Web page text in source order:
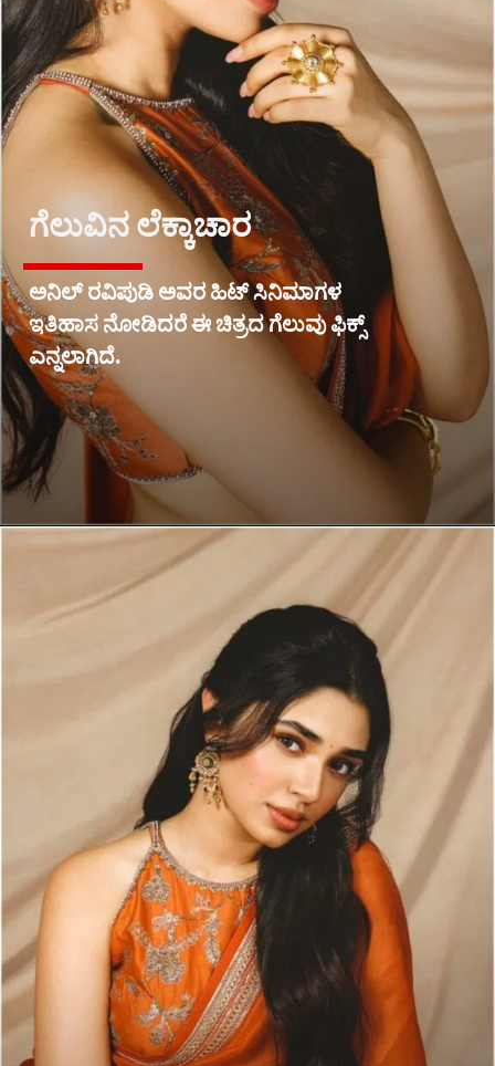
ಗೆಲುವಿನ ಲೆಕ್ಕಾಚಾರ
ಅನಿಲ್ ರವಿಪುಡಿ ಅವರ ಹಿಟ್ ಸಿನಿಮಾಗಳ
ಇತಿಹಾಸ ನೋಡಿದರೆ ಈ ಚಿತ್ರದ ಗೆಲುವು ಫಿಕ್ಸ್
ಎನ್ನಲಾಗಿದೆ.